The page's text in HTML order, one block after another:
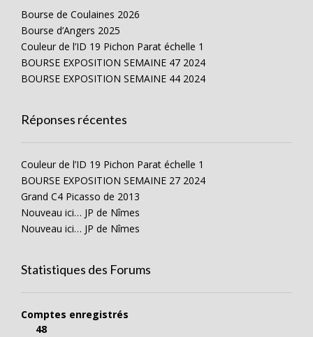
Bourse de Coulaines 2026
Bourse d’Angers 2025
Couleur de l’ID 19 Pichon Parat échelle 1
BOURSE EXPOSITION SEMAINE 47 2024
BOURSE EXPOSITION SEMAINE 44 2024
Réponses récentes
Couleur de l’ID 19 Pichon Parat échelle 1
BOURSE EXPOSITION SEMAINE 27 2024
Grand C4 Picasso de 2013
Nouveau ici… JP de Nîmes
Nouveau ici… JP de Nîmes
Statistiques des Forums
Comptes enregistrés
48